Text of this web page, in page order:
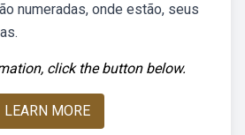
numeradas, onde estão, seus
click the button below.
LEARN MORE